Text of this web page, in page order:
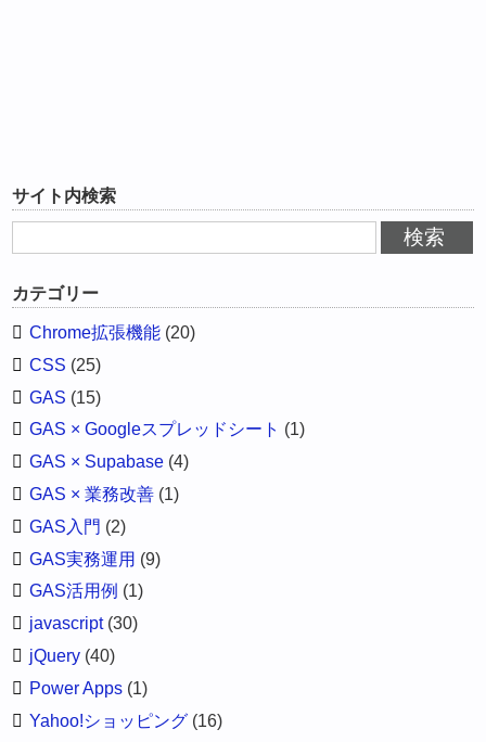
サイト内検索
カテゴリー
Chrome拡張機能 (20)
CSS (25)
GAS (15)
GAS × Googleスプレッドシート (1)
GAS × Supabase (4)
GAS × 業務改善 (1)
GAS入門 (2)
GAS実務運用 (9)
GAS活用例 (1)
javascript(30)
jQuery (40)
Power Apps (1)
Yahoo!ショッピング (16)